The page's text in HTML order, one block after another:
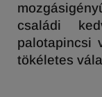
családi
palotapincsi
tökéletes